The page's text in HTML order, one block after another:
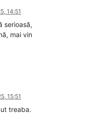
14:51
serioasă,
mai vin
15:51
treaba.